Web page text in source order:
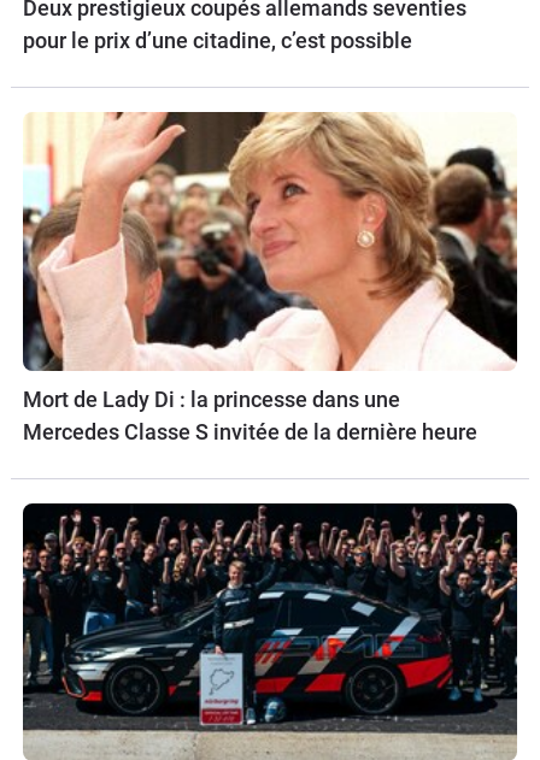
Deux prestigieux coupés allemands seventies
pour le prix d’une citadine, c’est possible
Mort de Lady Di : la princesse dans une
Mercedes Classe S invitée de la dernière heure